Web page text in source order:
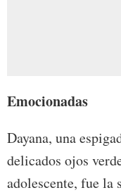
Emocionadas
Dayana, una
delicados ojos
adolescente, fue la